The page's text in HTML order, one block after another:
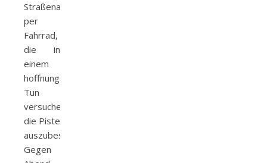
Straßenarbeiter
per
Fahrrad,
die in
einem
hoffnungslosen
Tun
versuchen,
die Piste
auszubessern.
Gegen